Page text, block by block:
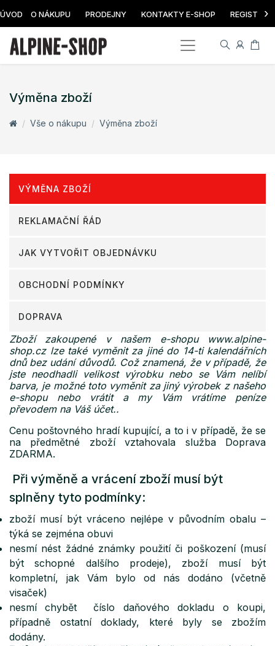
ÚVOD O NÁKUPU PRODEJNY KONTAKTY E-SHOP ›
Výměna zboží
Vše o nákupu Výměna zboží
VÝMĚNA ZBOŽÍ
REKLAMAČNÍ ŘÁD
JAK VYTVOŘIT OBJEDNÁVKU
OBCHODNÍ PODMÍNKY
DOPRAVA
Zboží zakoupené v našem e-shopu www.alpine-
shop.cz lze také vyměnit za jiné do 14-ti kalendářních
dnů bez udání důvodů. Což znamená, že v případě, že
jste neodhadli velikost výrobku nebo se Vám nelíbí
barva, je možné toto vyměnit za jiný výrobek z našeho
e-shopu nebo vrátit a my Vám vrátíme peníze
převodem na Váš účet..
Cenu poštovného hradí kupující, a to i v případě, že se
na předmětné zboží vztahovala služba Doprava
ZDARMA.
Při výměně a vrácení zboží musí být
splněny tyto podmínky:
zboží musí být vráceno nejlépe v původním obalu –
týká se zejména obuvi
nesmí nést žádné známky použití či poškození (musí
být schopné dalšího prodeje), zboží musí být
kompletní, jak Vám bylo od nás dodáno (včetně
visaček)
nesmí chybět číslo daňového dokladu o koupi,
případně ostatní doklady, které byly se zbožím
dodány.